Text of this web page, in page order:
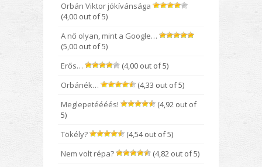
Orbán Viktor jókívánsága
(4,00 out of 5)
A nő olyan, mint a Google…
(5,00 out of 5)
Erős…
(4,00 out of 5)
Orbánék…
(4,33 out of 5)
Meglepetéééés!
(4,92 out of
5)
Tökély?
(4,54 out of 5)
Nem volt répa?
(4,82 out of 5)